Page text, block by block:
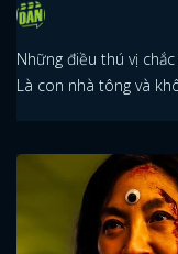
Những điều thú vị
Là con nhà tông và